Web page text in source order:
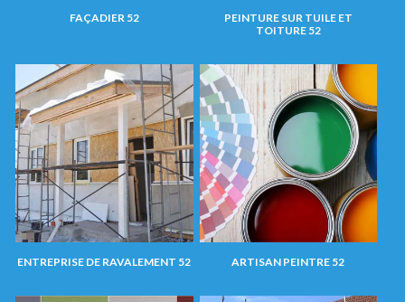
FAÇADIER 52
PEINTURE SUR TUILE ET
TOITURE 52
ENTREPRISE DE RAVALEMENT 52 ARTISAN PEINTRE 52